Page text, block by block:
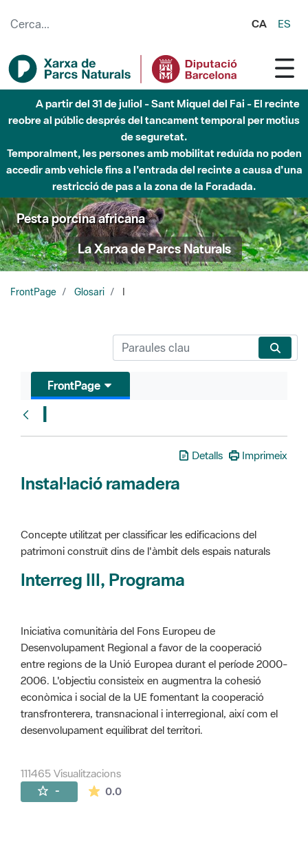
CA ES
A partir del 31 de juliol - Sant Miquel del Fai - El recinte
reobre al públic després del tancament temporal per motius
de seguretat.
Temporalment, les persones amb mobilitat reduïda no poden
accedir amb vehicle fins a l'entrada del recinte a causa d'una
restricció de pas a la zona de la Foradada.
Pesta porcina africana
La Xarxa de Parcs Naturals
FrontPage Glosari
FrontPage
I
Detalls Imprimeix
Instal·lació ramadera
Concepte utilitzat per classificar les edificacions del
patrimoni construït dins de l'àmbit dels espais naturals
Interreg III, Programa
Iniciativa comunitària del Fons Europeu de
Desenvolupament Regional a favor de la cooperació
entre regions de la Unió Europea durant el període 2000-
2006. L'objectiu consisteix en augmentra la cohesió
econòmica i social de la UE fomentant la cooperació
transfronterera, transnacional i interregional, així com el
desenvolupament equilibrat del territori.
111465 Visualitzacions
- 0.0La mitjana de les valoracions és de 0